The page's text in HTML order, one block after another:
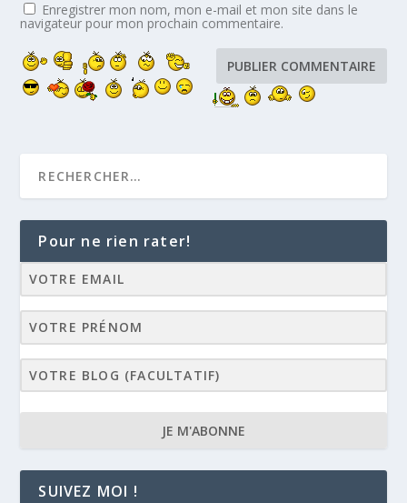
Enregistrer mon nom, mon e-mail et mon site dans le
navigateur pour mon prochain commentaire.
Pour ne rien rater!
JE M'ABONNE
SUIVEZ MOI !